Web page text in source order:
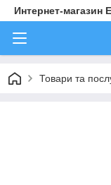
Интернет-магазин
Товари та